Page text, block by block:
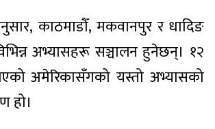
काठमाडौँ, मकवानपुर र धादिङ
अभ्यासहरू सञ्चालन हुनेछन्। १२
अमेरिकासँगको यस्तो अभ्यासको
हो।